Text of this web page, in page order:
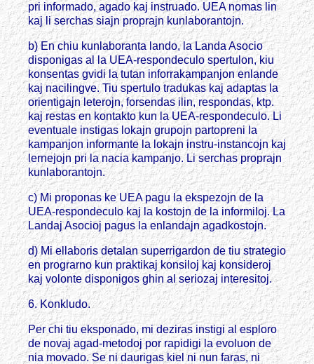
pri informado, agado kaj instruado. UEA nomas lin
kaj li serchas siajn proprajn kunlaborantojn.
b) En chiu kunlaboranta lando, la Landa Asocio
disponigas al la UEA-respondeculo spertulon, kiu
konsentas gvidi la tutan inforrakampanjon enlande
kaj nacilingve. Tiu spertulo tradukas kaj adaptas la
orientigajn leterojn, forsendas ilin, respondas, ktp.
kaj restas en kontakto kun la UEA-respondeculo. Li
eventuale instigas lokajn grupojn partopreni la
kampanjon informante la lokajn instru-instancojn kaj
lernejojn pri la nacia kampanjo. Li serchas proprajn
kunlaborantojn.
c) Mi proponas ke UEA pagu la ekspezojn de la
UEA-respondeculo kaj la kostojn de la informiloj. La
Landaj Asocioj pagus la enlandajn agadkostojn.
d) Mi ellaboris detalan superrigardon de tiu strategio
en prograrno kun praktikaj konsiloj kaj konsideroj
kaj volonte disponigos ghin al seriozaj interesitoj.
6. Konkludo.
Per chi tiu eksponado, mi deziras instigi al esploro
de novaj agad-metodoj por rapidigi la evoluon de
nia movado. Se ni daurigas kiel ni nun faras, ni